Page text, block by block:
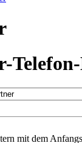
mit dem